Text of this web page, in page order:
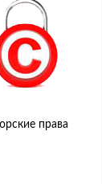
права